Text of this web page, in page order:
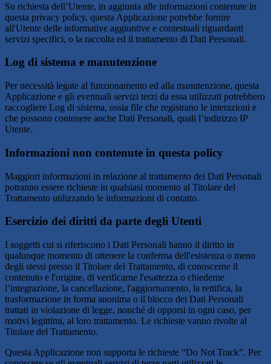
Su richiesta dell’Utente, in aggiunta alle informazioni contenute in
questa privacy policy, questa Applicazione potrebbe fornire
all'Utente delle informative aggiuntive e contestuali riguardanti
servizi specifici, o la raccolta ed il trattamento di Dati Personali.
Log di sistema e manutenzione
Per necessità legate al funzionamento ed alla manutenzione, questa
Applicazione e gli eventuali servizi terzi da essa utilizzati potrebbero
raccogliere Log di sistema, ossia file che registrano le interazioni e
che possono contenere anche Dati Personali, quali l’indirizzo IP
Utente.
Informazioni non contenute in questa policy
Maggiori informazioni in relazione al trattamento dei Dati Personali
potranno essere richieste in qualsiasi momento al Titolare del
Trattamento utilizzando le informazioni di contatto.
Esercizio dei diritti da parte degli Utenti
I soggetti cui si riferiscono i Dati Personali hanno il diritto in
qualunque momento di ottenere la conferma dell'esistenza o meno
degli stessi presso il Titolare del Trattamento, di conoscerne il
contenuto e l'origine, di verificarne l'esattezza o chiederne
l’integrazione, la cancellazione, l'aggiornamento, la rettifica, la
trasformazione in forma anonima o il blocco dei Dati Personali
trattati in violazione di legge, nonché di opporsi in ogni caso, per
motivi legittimi, al loro trattamento. Le richieste vanno rivolte al
Titolare del Trattamento.
Questa Applicazione non supporta le richieste “Do Not Track”. Per